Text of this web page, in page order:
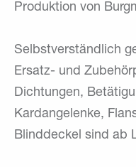
Produktion von
Selbstverständlich
Ersatz- und
Dichtungen,
Kardangelenke,
Blinddeckel sind ab